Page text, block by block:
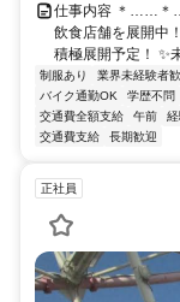
仕事内容 ＊……
飲食店舗を展開中
積極展開予定！ ✨
制服あり 業界未経験者
バイク通勤OK
学歴不問
交通費全額支給
午前
交通費支給
長期歓迎
正社員